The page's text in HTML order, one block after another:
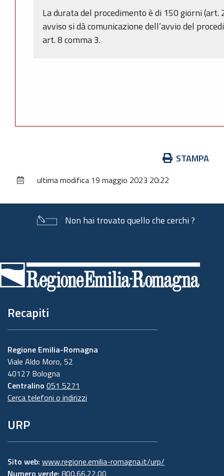
La durata del procedimento è di 150 giorni (art.
avviso si dà comunicazione dell’avvio del
art. 8 comma 3.
documento
STAMPA
ultima modifica 19 maggio 2023 20:22
Non hai trovato quello che cerchi ?
di
pagina
Recapiti
Regione Emilia-Romagna
Viale Aldo Moro, 52
40127 Bologna
Centralino 051 5271
Cerca telefoni o indirizzi
URP
Sito web: www.regione.emilia-romagna.it/urp/